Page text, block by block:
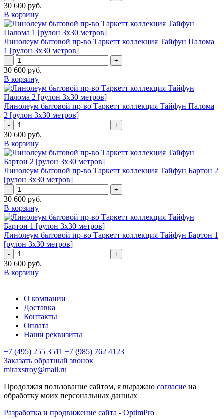
30 600 руб.
В корзину
Линолеум бытовой пр-во Таркетт коллекция Тайфун Палома
1 [рулон 3х30 метров]
- +
30 600 руб.
В корзину
Линолеум бытовой пр-во Таркетт коллекция Тайфун Палома
2 [рулон 3х30 метров]
- +
30 600 руб.
В корзину
Линолеум бытовой пр-во Таркетт коллекция Тайфун Бартон 2
[рулон 3х30 метров]
- +
30 600 руб.
В корзину
Линолеум бытовой пр-во Таркетт коллекция Тайфун Бартон 1
[рулон 3х30 метров]
- +
30 600 руб.
В корзину
О компании
Доставка
Контакты
Оплата
Наши реквизиты
+7 (495) 255 3511 +7 (985) 762 4123
Заказать обратный звонок
miraxstroy@mail.ru
Продолжая пользование сайтом, я выражаю согласие на
обработку моих персональных данных
Разработка и продвижение сайта - OptimPro